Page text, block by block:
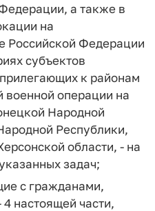
а также в
на
Российской Федерации
субъектов
к районам
военной операции на
Народной
Республики,
области, - на
задач;
с гражданами,
настоящей части,